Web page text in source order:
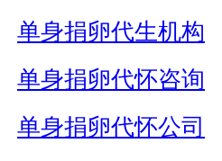
单身捐卵代生机构
单身捐卵代怀咨询
单身捐卵代怀公司